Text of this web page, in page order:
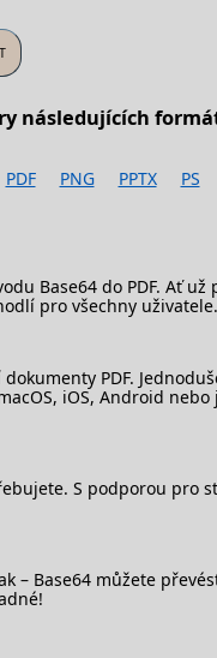
následujících
PDF PNG PPTX PS
Base64 do PDF. Ať
pro všechny uživatele.
PDF.
iOS, Android
S podporou pro
– Base64 můžete